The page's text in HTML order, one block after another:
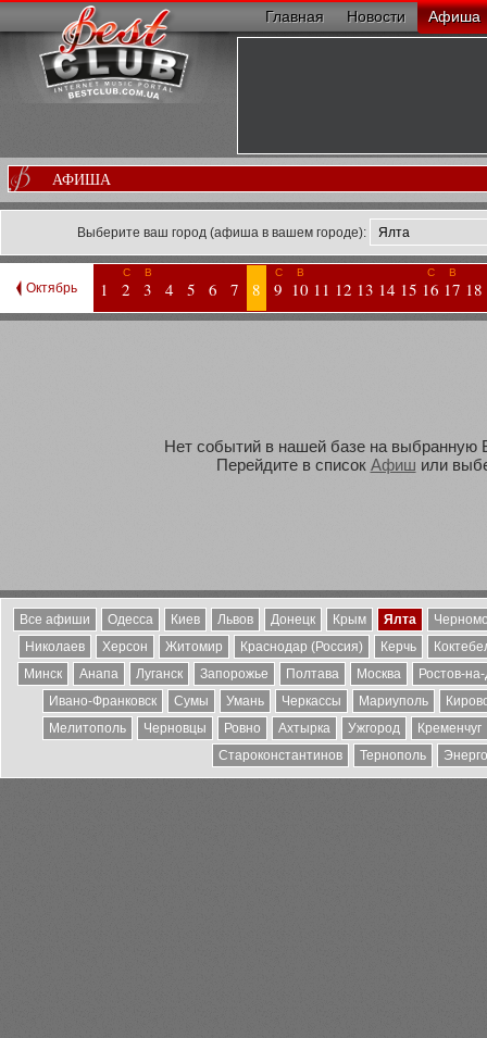
Главная Новости Афиша
АФИША
Выберите ваш город (афиша в вашем городе):
Октябрь 1
С
2
В
3 4 5 6 7 8
С
9
В
10 11 12 13 14 15
С
16
В
17 18
Нет событий в нашей базе на выбранную
Перейдите в список Афиш или
Все афиши Одесса Киев Львов Донецк Крым Ялта
Николаев
Херсон Житомир Краснодар (Россия) Керчь
Минск
Анапа Луганск Запорожье Полтава Москва
Ростов-
Ивано-Франковск
Сумы Умань Черкассы Мариуполь
Мелитополь
Черновцы Ровно Ахтырка Ужгород
Кременчуг
Староконстантинов
Тернополь